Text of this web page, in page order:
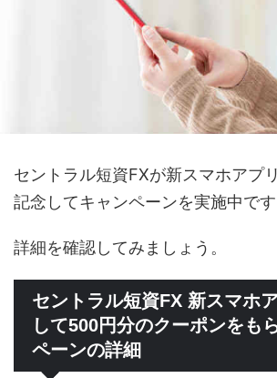
セントラル短資FXが新スマホアプ
記念してキャンペーンを実施中です
詳細を確認してみましょう。
セントラル短資FX 新スマホ
して500円分のクーポンをも
ペーンの詳細